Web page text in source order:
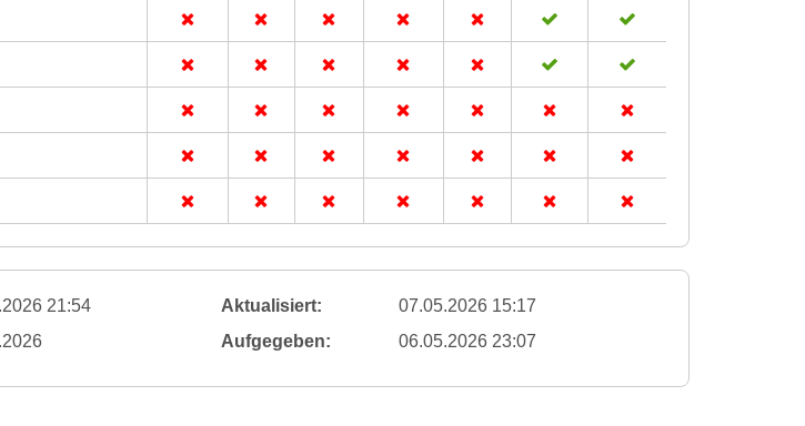
21:54 Aktualisiert:
07.05.2026 15:17
Aufgegeben: 06.05.2026 23:07